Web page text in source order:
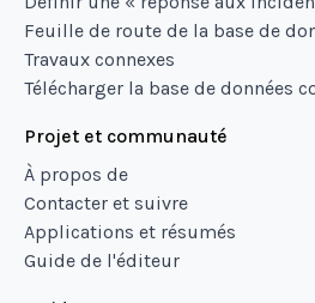
Feuille de route de la base de
Travaux connexes
Télécharger la base de données
Projet et communauté
À propos de
Contacter et suivre
Applications et résumés
Guide de l'éditeur